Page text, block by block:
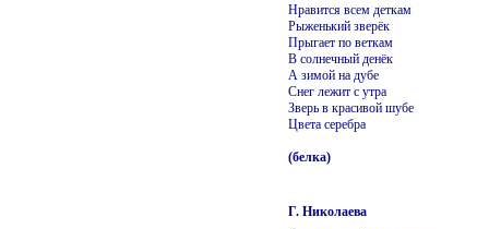
Нравится всем деткам
Рыженький зверёк
Прыгает по веткам
В солнечный денёк
А зимой на дубе
Снег лежит с утра
Зверь в красивой шубе
Цвета серебра
(белка)
Г. Николаева